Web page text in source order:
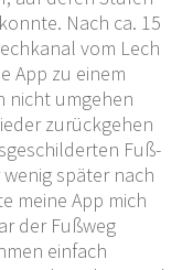
Nach ca. 15
vom Lech
App zu einem
nicht umgehen
zurückgehen
Fuß-
später nach
meine App mich
der Fußweg
einfach